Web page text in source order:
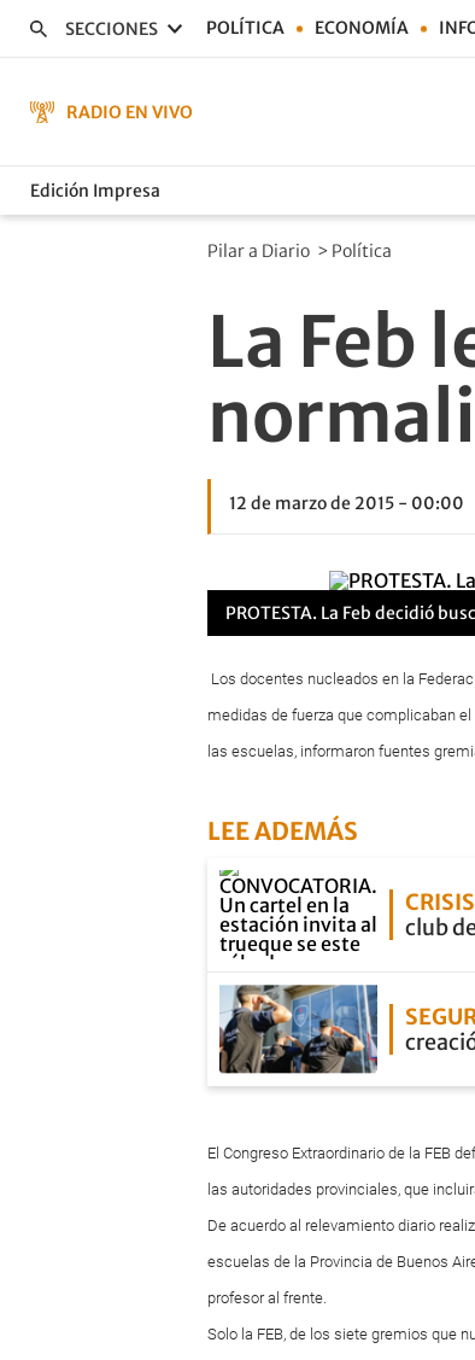
SECCIONES POLÍTICA ECONOMÍA
RADIO EN VIVO
Edición Impresa
Pilar a Diario > Política
La Feb
12 de marzo de 2015 - 00:00
PROTESTA. La Feb decidió
Los docentes nucleados en la
medidas de fuerza que complicaban
las escuelas, informaron fuentes
LEE ADEMÁS
CRISIS
club
El Congreso Extraordinario de la FEB
las autoridades provinciales, que
De acuerdo al relevamiento diario
escuelas de la Provincia de Buenos
profesor al frente.
Solo la FEB, de los siete gremios que